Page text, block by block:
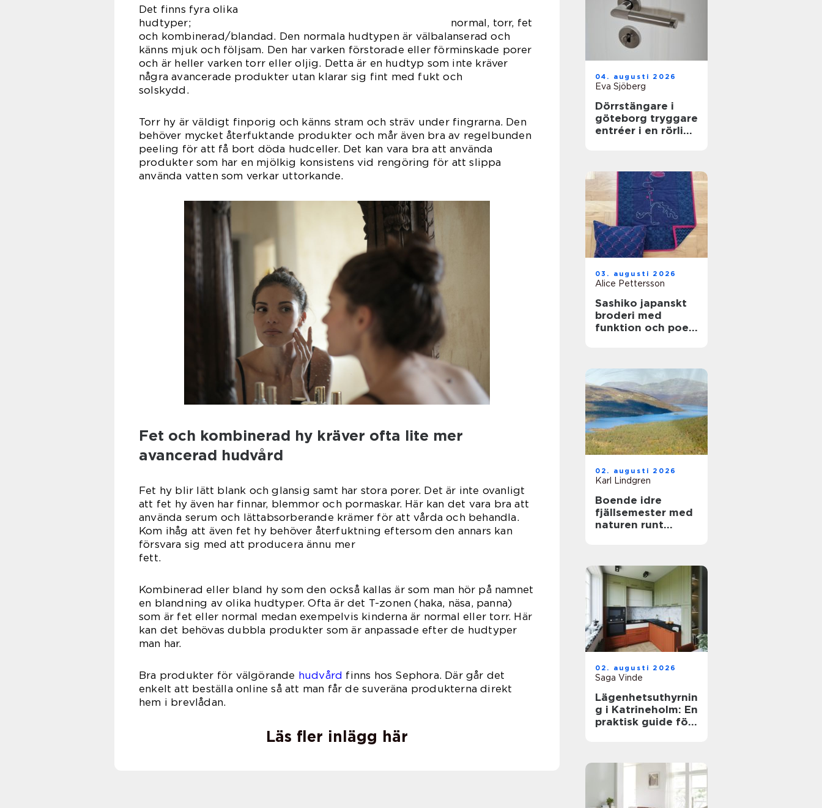
Det finns fyra olika
hudtyper; normal, torr, fet
och kombinerad/blandad. Den normala hudtypen är välbalanserad och
känns mjuk och följsam. Den har varken förstorade eller förminskade porer
och är heller varken torr eller oljig. Detta är en hudtyp som inte kräver
några avancerade produkter utan klarar sig fint med fukt och
solskydd.
Torr hy är väldigt finporig och känns stram och sträv under fingrarna. Den
behöver mycket återfuktande produkter och mår även bra av regelbunden
peeling för att få bort döda hudceller. Det kan vara bra att använda
produkter som har en mjölkig konsistens vid rengöring för att slippa
använda vatten som verkar uttorkande.
Fet och kombinerad hy kräver ofta lite mer
avancerad hudvård
Fet hy blir lätt blank och glansig samt har stora porer. Det är inte ovanligt
att fet hy även har finnar, blemmor och pormaskar. Här kan det vara bra att
använda serum och lättabsorberande krämer för att vårda och behandla.
Kom ihåg att även fet hy behöver återfuktning eftersom den annars kan
försvara sig med att producera ännu mer
fett.
Kombinerad eller bland hy som den också kallas är som man hör på namnet
en blandning av olika hudtyper. Ofta är det T-zonen (haka, näsa, panna)
som är fet eller normal medan exempelvis kinderna är normal eller torr. Här
kan det behövas dubbla produkter som är anpassade efter de hudtyper
man har.
Bra produkter för välgörande hudvård finns hos Sephora. Där går det
enkelt att beställa online så att man får de suveräna produkterna direkt
hem i brevlådan.
Läs fler inlägg här
04. augusti 2026
Eva Sjöberg
Dörrstängare i
göteborg tryggare
entréer i en rörlig
03. augusti 2026
Alice Pettersson
Sashiko japanskt
broderi med
funktion och poesi
02. augusti 2026
Karl Lindgren
Boende idre
fjällsemester med
naturen runt
02. augusti 2026
Saga Vinde
Lägenhetsuthyrnin
g i Katrineholm: En
praktisk guide för